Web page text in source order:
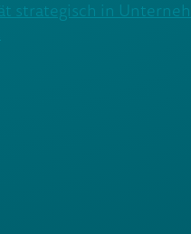
strategisch in